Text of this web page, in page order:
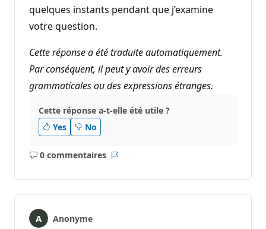
quelques instants pendant que j’examine
votre question.
Cette réponse a été traduite automatiquement.
Par conséquent, il peut y avoir des erreurs
grammaticales ou des expressions étranges.
Cette réponse a-t-elle été utile ?
Yes
No
0 commentaires
Aucun
Anonyme